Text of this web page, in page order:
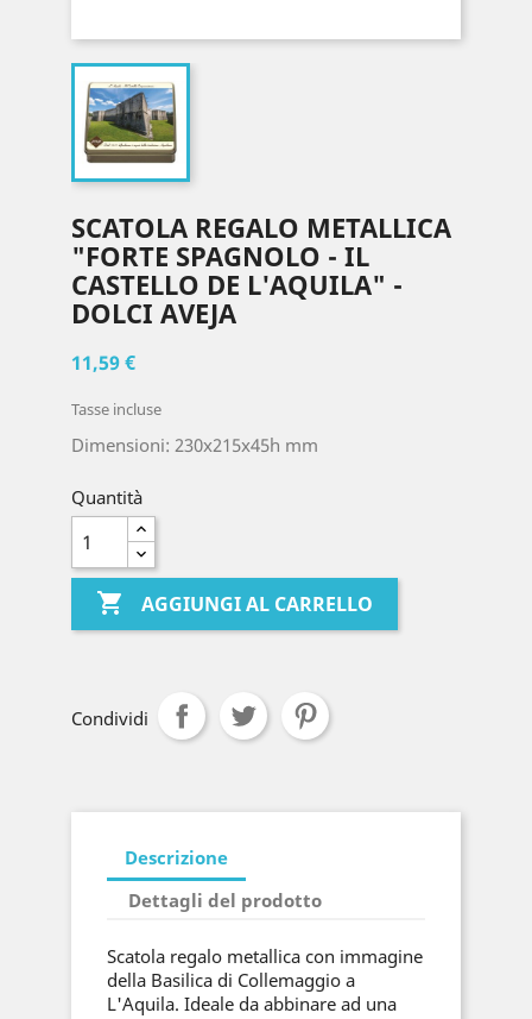
SCATOLA REGALO METALLICA
"FORTE SPAGNOLO - IL
CASTELLO DE L'AQUILA" -
DOLCI AVEJA
11,59 €
Tasse incluse
Dimensioni: 230x215x45h mm
Quantità
 AGGIUNGI AL CARRELLO
Condividi
Descrizione
Dettagli del prodotto
Scatola regalo metallica con immagine
della Basilica di Collemaggio a
L'Aquila. Ideale da abbinare ad una